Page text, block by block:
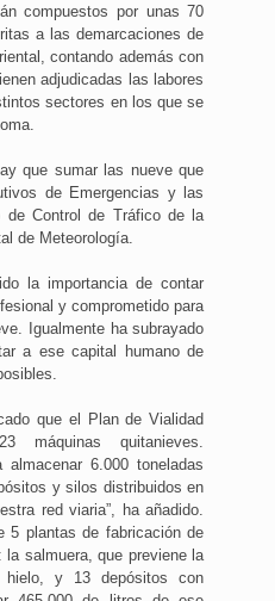
compuestos por unas 70
a las demarcaciones de
contando además con
adjudicadas las labores
sectores en los que se
que sumar las nueve que
de Emergencias y las
de Control de Tráfico de la
de Meteorología.
la importancia de contar
y comprometido para
Igualmente ha subrayado
a ese capital humano de
que el Plan de Vialidad
máquinas quitanieves.
almacenar 6.000 toneladas
y silos distribuidos en
red viaria”, ha añadido.
5 plantas de fabricación de
salmuera, que previene la
y 13 depósitos con